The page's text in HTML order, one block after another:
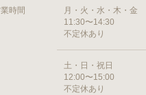
時間
月・火・水・木・金
11:30〜14:30
不定休あり
土・日・祝日
12:00〜15:00
不定休あり